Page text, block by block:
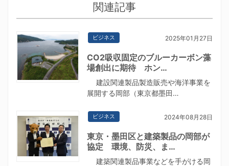
関連記事
ビジネス 2025年01月27日
CO2吸収固定のブルーカーボン藻
場創出に期待 ホン…
建設関連製品製造販売や海洋事業を
展開する岡部（東京都墨田…
ビジネス 2024年08月28日
東京・墨田区と建築製品の岡部が
協定 環境、防災、ま…
建築関連製品事業などを手がける岡